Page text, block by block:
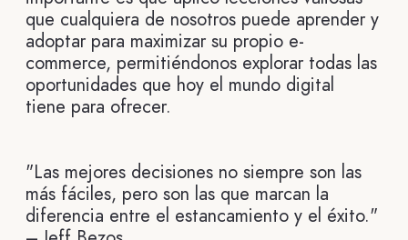
que cualquiera de nosotros puede aprender y
adoptar para maximizar su propio e-
commerce, permitiéndonos explorar todas las
oportunidades que hoy el mundo digital
tiene para ofrecer.
"Las mejores decisiones no siempre son las
más fáciles, pero son las que marcan la
diferencia entre el estancamiento y el éxito."